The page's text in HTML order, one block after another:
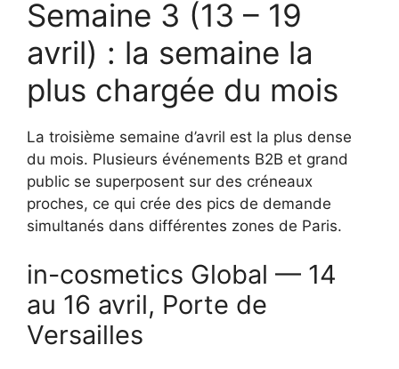
Semaine 3 (13 – 19
avril) : la semaine la
plus chargée du mois
La troisième semaine d’avril est la plus dense
du mois. Plusieurs événements B2B et grand
public se superposent sur des créneaux
proches, ce qui crée des pics de demande
simultanés dans différentes zones de Paris.
in-cosmetics Global — 14
au 16 avril, Porte de
Versailles